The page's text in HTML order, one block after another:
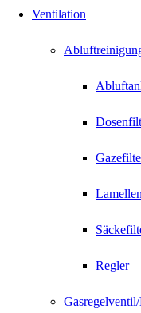
Ventilation
Regler